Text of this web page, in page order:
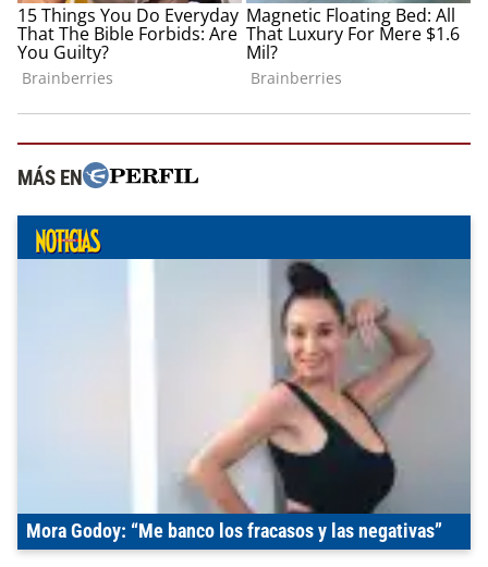
MÁS EN
Mora Godoy: “Me banco los fracasos y las negativas”